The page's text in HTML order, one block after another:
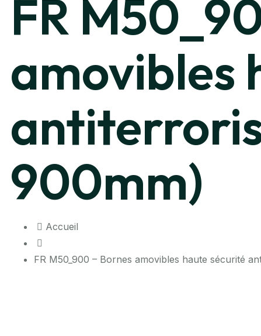
FR
amovibles
900mm)
Accueil
FR M50_900 – Bornes amovibles haute sécurité